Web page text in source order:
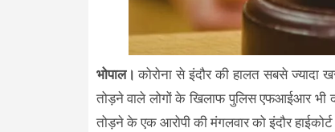
भोपाल। कोरोना से इंदौर की हालत सबसे
तोड़ने वाले लोगों के खिलाफ पुलिस एफआईआर भी
तोड़ने के एक आरोपी की मंगलवार को इंदौर